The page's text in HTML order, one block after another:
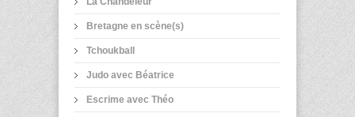
Bretagne en scène(s)
Tchoukball
Judo avec Béatrice
Escrime avec Théo